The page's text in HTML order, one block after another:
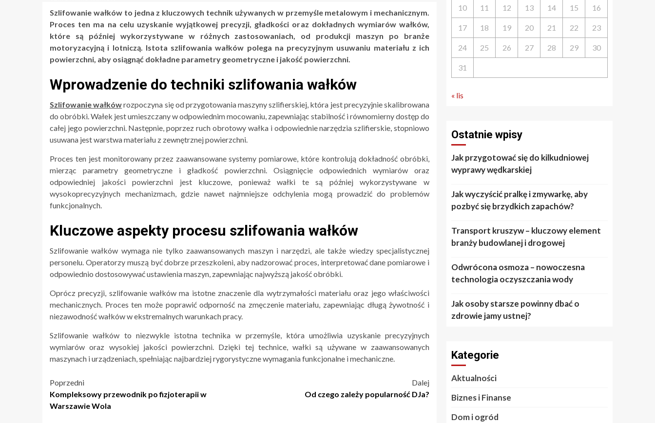
Szlifowanie wałków to jedna z kluczowych technik używanych w przemyśle metalowym i mechanicznym.
Proces ten ma na celu uzyskanie wyjątkowej precyzji, gładkości oraz dokładnych wymiarów wałków,
które są później wykorzystywane w różnych zastosowaniach, od produkcji maszyn po branże
motoryzacyjną i lotniczą. Istota szlifowania wałków polega na precyzyjnym usuwaniu materiału z ich
powierzchni, aby osiągnąć dokładne parametry geometryczne i jakość powierzchni.
Wprowadzenie do techniki szlifowania wałków
Szlifowanie wałkówrozpoczyna się od przygotowania maszyny szlifierskiej, która jest precyzyjnie skalibrowana
do obróbki. Wałek jest umieszczany w odpowiednim mocowaniu, zapewniając stabilność i równomierny dostęp do
całej jego powierzchni. Następnie, poprzez ruch obrotowy wałka i odpowiednie narzędzia szlifierskie, stopniowo
usuwana jest warstwa materiału z zewnętrznej powierzchni.
Proces ten jest monitorowany przez zaawansowane systemy pomiarowe, które kontrolują dokładność obróbki,
mierząc parametry geometryczne i gładkość powierzchni. Osiągnięcie odpowiednich wymiarów oraz
odpowiedniej jakości powierzchni jest kluczowe, ponieważ wałki te są później wykorzystywane w
wysokoprecyzyjnych mechanizmach, gdzie nawet najmniejsze odchylenia mogą prowadzić do problemów
funkcjonalnych.
Kluczowe aspekty procesu szlifowania wałków
Szlifowanie wałków wymaga nie tylko zaawansowanych maszyn i narzędzi, ale także wiedzy specjalistycznej
personelu. Operatorzy muszą być dobrze przeszkoleni, aby nadzorować proces, interpretować dane pomiarowe i
odpowiednio dostosowywać ustawienia maszyn, zapewniając najwyższą jakość obróbki.
Oprócz precyzji, szlifowanie wałków ma istotne znaczenie dla wytrzymałości materiału oraz jego właściwości
mechanicznych. Proces ten może poprawić odporność na zmęczenie materiału, zapewniając długą żywotność i
niezawodność wałków w ekstremalnych warunkach pracy.
Szlifowanie wałków to niezwykle istotna technika w przemyśle, która umożliwia uzyskanie precyzyjnych
wymiarów oraz wysokiej jakości powierzchni. Dzięki tej technice, wałki są używane w zaawansowanych
maszynach i urządzeniach, spełniając najbardziej rygorystyczne wymagania funkcjonalne i mechaniczne.
Nawigacja
wpisu
Poprzedni
Kompleksowy przewodnik po fizjoterapii w
Warszawie Wola
Dalej
Od czego zależy popularność DJa?
10 11 12 13 14 15 16
17 18 19 20 21 22 23
24 25 26 27 28 29 30
31
« lis
Ostatnie wpisy
Jak przygotować się do kilkudniowej
wyprawy wędkarskiej
Jak wyczyścić pralkę i zmywarkę, aby
pozbyć się brzydkich zapachów?
Transport kruszyw – kluczowy element
branży budowlanej i drogowej
Odwrócona osmoza – nowoczesna
technologia oczyszczania wody
Jak osoby starsze powinny dbać o
zdrowie jamy ustnej?
Kategorie
Aktualności
Biznes i Finanse
Dom i ogród